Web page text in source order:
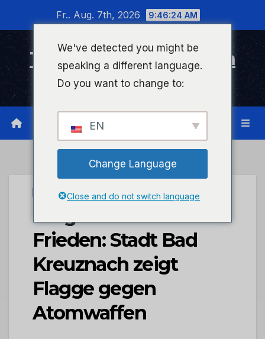
wechseln
Fr.. Aug. 7th, 2026 9:46:25 AM
Timeline Bad Kreuznach
Infonetzwerk für Bad Kreuznach
STADTKREUZNACH
Bürgermeister für den
Frieden: Stadt Bad
Kreuznach zeigt
Flagge gegen
Atomwaffen
We've detected you might be
speaking a different language.
Do you want to change to:
EN
Change Language
Close and do not switch language